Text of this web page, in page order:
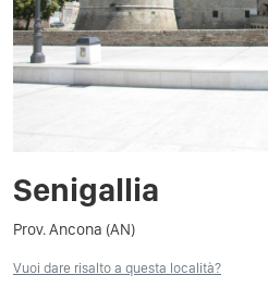
Senigallia
Prov. Ancona (AN)
Vuoi dare risalto a questa località?